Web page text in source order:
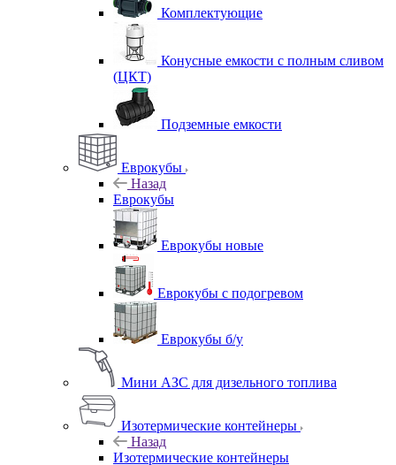
Комплектующие
Конусные емкости с полным сливом
(ЦКТ)
Подземные емкости
Еврокубы
Назад
Еврокубы
Еврокубы новые
Еврокубы с подогревом
Еврокубы б/у
Мини АЗС для дизельного топлива
Изотермические контейнеры
Назад
Изотермические контейнеры